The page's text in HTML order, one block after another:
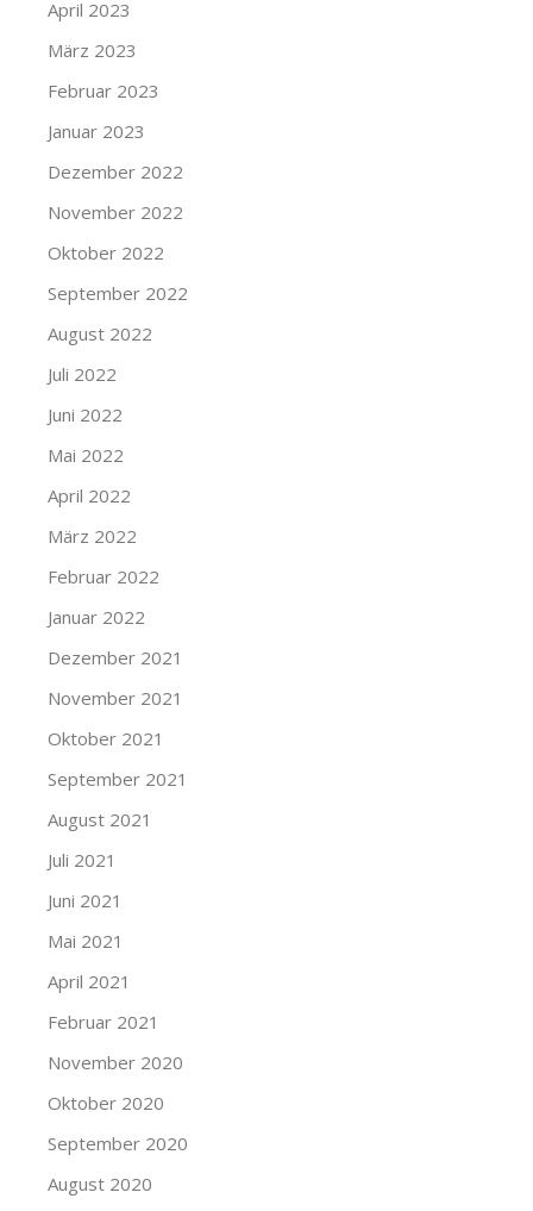
April 2023
März 2023
Februar 2023
Januar 2023
Dezember 2022
November 2022
Oktober 2022
September 2022
August 2022
Juli 2022
Juni 2022
Mai 2022
April 2022
März 2022
Februar 2022
Januar 2022
Dezember 2021
November 2021
Oktober 2021
September 2021
August 2021
Juli 2021
Juni 2021
Mai 2021
April 2021
Februar 2021
November 2020
Oktober 2020
September 2020
August 2020